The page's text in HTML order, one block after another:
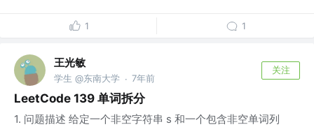
1 1
王光敏
学生 @东南大学 · 7年前
关注
LeetCode 139 单词拆分
1. 问题描述 给定一个非空字符串 s 和一个包含非空单词列